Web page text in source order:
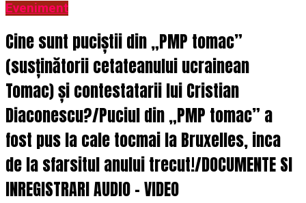
Eveniment
Cine sunt puciștii din „PMP tomac”
(susținătorii cetateanului ucrainean
Tomac) și contestatarii lui Cristian
Diaconescu?/Puciul din „PMP tomac” a
fost pus la cale tocmai la Bruxelles, inca
de la sfarsitul anului trecut!/DOCUMENTE SI
INREGISTRARI AUDIO – VIDEO